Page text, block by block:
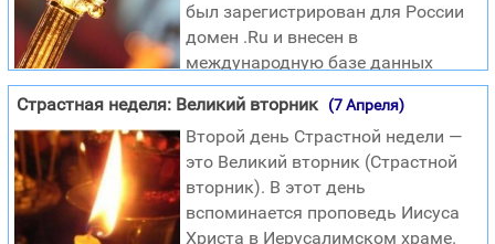
основных сотрудников. В мире существует хроническая
нехватка медработников в результате десятилетий недо
был зарегистрирован для России
домен .Ru и внесен в
международную базе данных
национальных доменов верхнего уровня. Перед этим, 4
декабря 1993 года, на собрании крупнейших российских
провайдеров того времени было подписано Соглашение
«О порядке администрирования зоны RU». Тем самым
Россия была официально признана как государство,
представленное в Интернете. Уже в первый день
Страстная неделя: Великий вторник (7 Апреля)
Второй день Страстной недели —
это Великий вторник (Страстной
вторник). В этот день
вспоминается проповедь Иисуса
Христа в Иерусалимском храме.